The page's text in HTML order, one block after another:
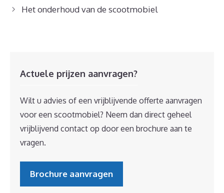
Het onderhoud van de scootmobiel
Actuele prijzen aanvragen?
Wilt u advies of een vrijblijvende offerte aanvragen
voor een scootmobiel? Neem dan direct geheel
vrijblijvend contact op door een brochure aan te
vragen.
Brochure aanvragen